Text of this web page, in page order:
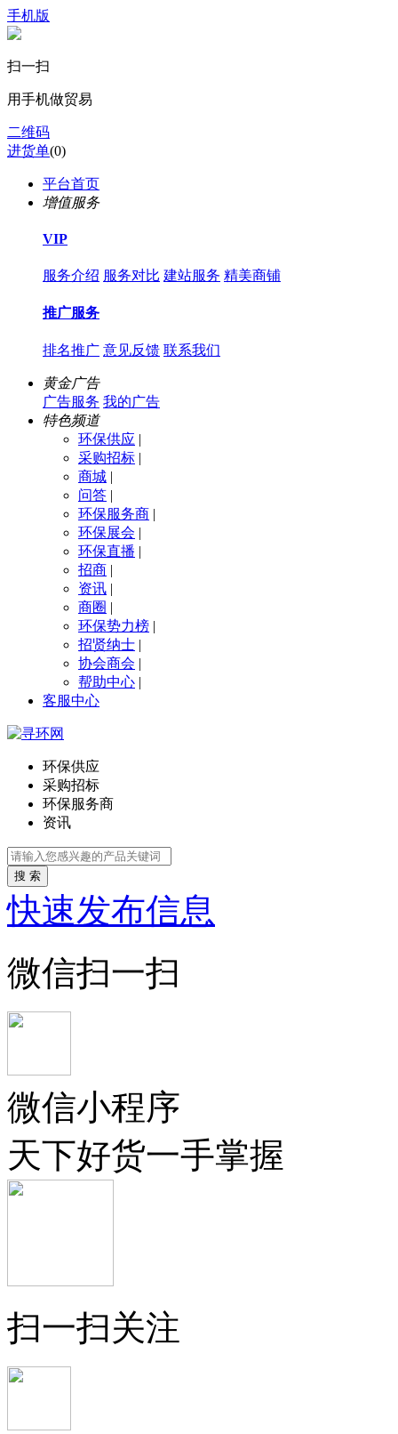
手机版
扫一扫
用手机做贸易
二维码
进货单(0)
平台首页
增值服务
VIP
服务介绍 服务对比 建站服务 精美商铺
推广服务
排名推广 意见反馈 联系我们
黄金广告
广告服务 我的广告
特色频道
环保供应 |
采购招标 |
商城 |
问答 |
环保服务商 |
环保展会 |
环保直播 |
招商 |
资讯 |
商圈 |
环保势力榜 |
招贤纳士 |
协会商会 |
帮助中心 |
客服中心
环保供应
采购招标
环保服务商
资讯
搜 索
快速发布信息
微信扫一扫
微信小程序
天下好货一手掌握
扫一扫关注